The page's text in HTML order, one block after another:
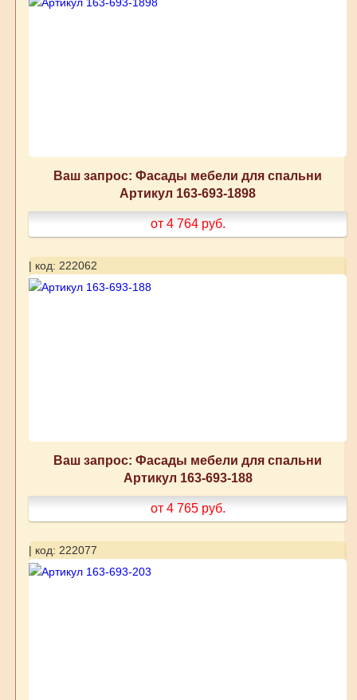
Ваш запрос: Фасады мебели для спальни
Артикул 163-693-1898
от 4 764 руб.
| код: 222062
Ваш запрос: Фасады мебели для спальни
Артикул 163-693-188
от 4 765 руб.
| код: 222077